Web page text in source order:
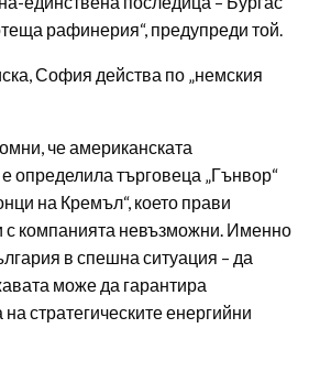
рафинерия“, предупреди той.
София действа по „немския
че американската
определила търговеца „Гънвор“
на Кремъл“, което прави
с компанията невъзможни. Именно
в спешна ситуация – да
може да гарантира
стратегическите енергийни